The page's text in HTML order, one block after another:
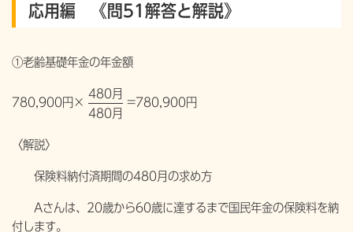
応用編 《問51解答と解説》
①老齢基礎年金の年金額
780,900円×
480月
480月
=780,900円
〈解説〉
保険料納付済期間の480月の求め方
Aさんは、20歳から60歳に達するまで国民年金の保険料を納
付します。